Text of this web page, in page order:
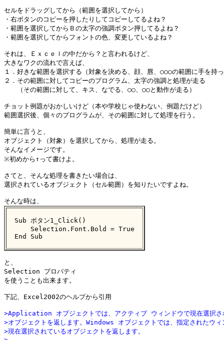
セルをドラッグしてから（範囲を選択してから）
・右ボタンのコピーを押したりしてコピーしてるよね？
・範囲を選択してからＢの太字の強調ボタン押してるよね？
・範囲を選択してからフォントの色、変更しているよね？
それは、Ｅｘｃｅｌの中だから？と言われるけど、
大きなワクの流れで言えば、
１．好きな範囲を選択する（対象を決める、顔、唇、○○○の範囲に手を持
２．その範囲に対してコピーのプログラム、太字の強調と処理が走る
（その範囲に対して、キス、なでる、○○、○○と動作が走る）
チョット例題がおかしいけど（本や学校じゃ使わない、例題だけど）
範囲選択後、個々のプログラムが、その範囲に対して処理を行う。
簡単に言うと、
オブジェクト（対象）を選択してから、処理が走る。
そんなイメージです。
※初めから↑って書けよ。
さてと、そんな処理を書きたい場合は、
選択されているオブジェクト（セル範囲）を知りたいですよね。
Sub ボタン1_Click()
    Selection.Font.Bold = True
End Sub
と、
Selection プロパティ
を使うことも出来ます。
下記、Excel2002のヘルプから引用
>Application オブジェクトでは、アクティブ ウィンドウで現在選択さ
>オブジェクトを返します。Windows オブジェクトでは、指定されたウィ
>現在選択されているオブジェクトを返します。